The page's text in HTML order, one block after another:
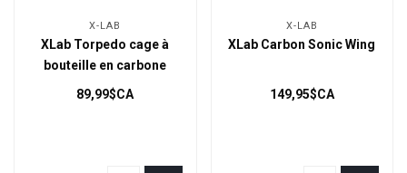
X-LAB
XLab Torpedo cage à
bouteille en carbone
89,99$CA
X-LAB
XLab Carbon Sonic Wing
149,95$CA